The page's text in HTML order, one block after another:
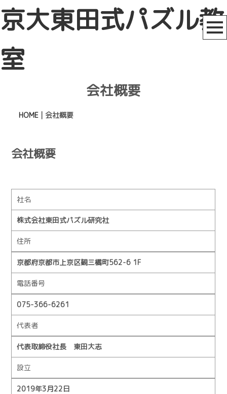
京大東田式パズル教
室
会社概要
HOME | 会社概要
会社概要
社名
株式会社東田式パズル研究社
住所
京都府京都市上京区観三橘町562-6 1F
電話番号
075-366-6261
代表者
代表取締役社長 東田大志
設立
2019年3月22日